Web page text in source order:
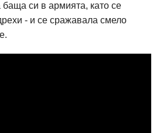
баща си в армията, като се
- и се сражавала смело